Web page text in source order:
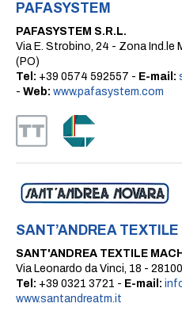
PAFASYSTEM
PAFASYSTEM S.R.L.
Via E. Strobino, 24 - Zona Ind.le
(PO)
Tel: +39 0574 592557 - E-mail:
- Web: www.pafasystem.com
SANT’ANDREA
SANT'ANDREA TEXTILE
Via Leonardo da Vinci, 18 -
Tel: +39 0321 3721 - E-mail:
www.santandreatm.it